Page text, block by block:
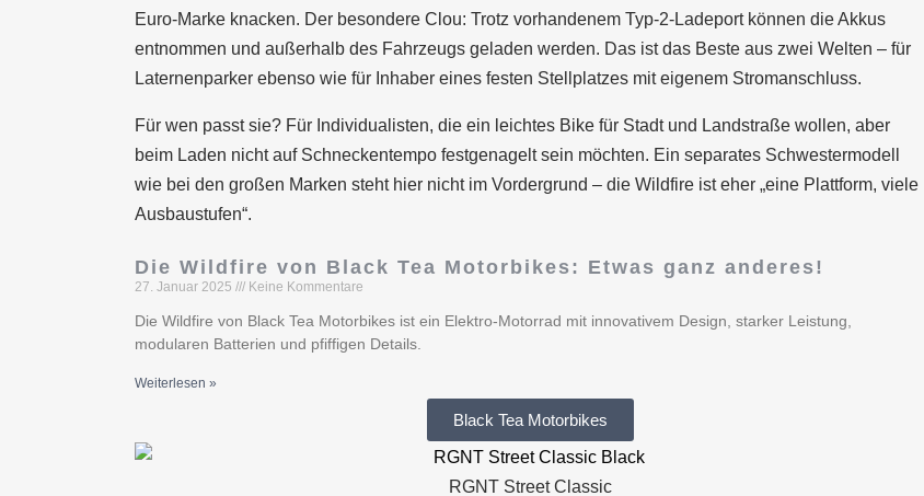
Euro-Marke knacken. Der besondere Clou: Trotz vorhandenem Typ-2-Ladeport können die Akkus
entnommen und außerhalb des Fahrzeugs geladen werden. Das ist das Beste aus zwei Welten – für
Laternenparker ebenso wie für Inhaber eines festen Stellplatzes mit eigenem Stromanschluss.
Für wen passt sie? Für Individualisten, die ein leichtes Bike für Stadt und Landstraße wollen, aber
beim Laden nicht auf Schneckentempo festgenagelt sein möchten. Ein separates Schwestermodell
wie bei den großen Marken steht hier nicht im Vordergrund – die Wildfire ist eher „eine Plattform, viele
Ausbaustufen“.
Die Wildfire von Black Tea Motorbikes: Etwas ganz anderes!
27. Januar 2025 Keine Kommentare
Die Wildfire von Black Tea Motorbikes ist ein Elektro-Motorrad mit innovativem Design, starker Leistung,
modularen Batterien und pfiffigen Details.
Weiterlesen »
Black Tea Motorbikes
RGNT Street Classic